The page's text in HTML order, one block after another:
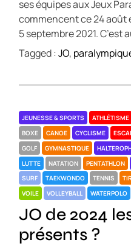
ses équipes aux Jeux
commencent ce 24 août
5 septembre 2021. C’est
Tagged :JO,
JEUNESSE & SPORTS ATHLÉTISME
BOXE
CANOE CYCLISME
GOLF
GYMNASTIQUE
LUTTE
NATATION PENTATHLON
SURF
TAEKWONDO TENNIS
VOILE
VOLLEYBALL WATERPOLO
JO de 2024
présents ?